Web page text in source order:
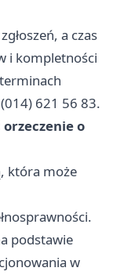
a czas
i kompletności
621 56 83.
o
która może
podstawie
w